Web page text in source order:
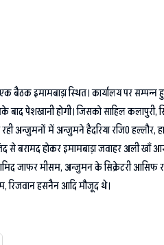
इमामबाड़ा स्थित। कार्यालय पर सम्पन्न
पेशखानी होगी। जिसको साहिल
अन्जुमनों में अन्जुमने हैदरिया रजि0 हल्लौर,
से बरामद होकर इमामबाड़ा जवाहर अली
जाफर मीसम, अन्जुमन के सिक्रेटरी आसिफ
रिजवान हसनैन आदि मौजूद थे।